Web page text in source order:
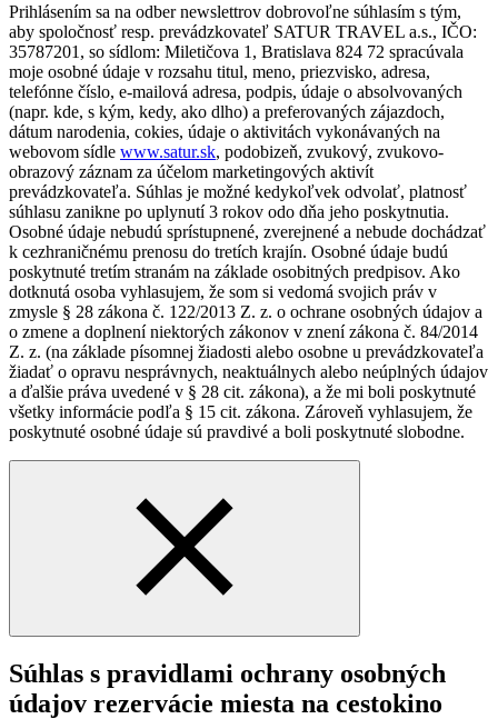
Prihlásením sa na odber newslettrov dobrovoľne súhlasím s tým,
aby spoločnosť resp. prevádzkovateľ SATUR TRAVEL a.s., IČO:
35787201, so sídlom: Miletičova 1, Bratislava 824 72 spracúvala
moje osobné údaje v rozsahu titul, meno, priezvisko, adresa,
telefónne číslo, e-mailová adresa, podpis, údaje o absolvovaných
(napr. kde, s kým, kedy, ako dlho) a preferovaných zájazdoch,
dátum narodenia, cokies, údaje o aktivitách vykonávaných na
webovom sídle www.satur.sk, podobizeň, zvukový, zvukovo-
obrazový záznam za účelom marketingových aktivít
prevádzkovateľa. Súhlas je možné kedykoľvek odvolať, platnosť
súhlasu zanikne po uplynutí 3 rokov odo dňa jeho poskytnutia.
Osobné údaje nebudú sprístupnené, zverejnené a nebude dochádzať
k cezhraničnému prenosu do tretích krajín. Osobné údaje budú
poskytnuté tretím stranám na základe osobitných predpisov. Ako
dotknutá osoba vyhlasujem, že som si vedomá svojich práv v
zmysle § 28 zákona č. 122/2013 Z. z. o ochrane osobných údajov a
o zmene a doplnení niektorých zákonov v znení zákona č. 84/2014
Z. z. (na základe písomnej žiadosti alebo osobne u prevádzkovateľa
žiadať o opravu nesprávnych, neaktuálnych alebo neúplných údajov
a ďalšie práva uvedené v § 28 cit. zákona), a že mi boli poskytnuté
všetky informácie podľa § 15 cit. zákona. Zároveň vyhlasujem, že
poskytnuté osobné údaje sú pravdivé a boli poskytnuté slobodne.
Súhlas s pravidlami ochrany osobných
údajov rezervácie miesta na cestokino